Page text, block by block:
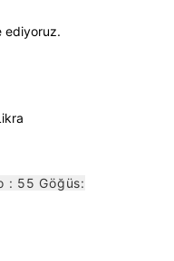
ediyoruz.
: 55 Göğüs: